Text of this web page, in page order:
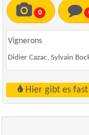
0
Vignerons
Didier Cazac, Sylvain
Hier gibt es